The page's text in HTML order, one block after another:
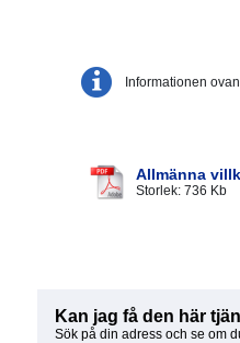
Informationen
Allmänna
Storlek: 736 Kb
Kan jag få den här
Sök på din adress och se om